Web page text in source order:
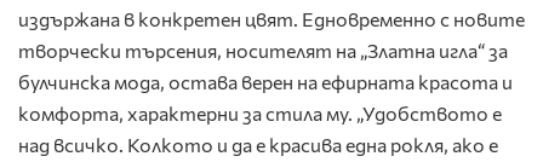
издържана в конкретен цвят. Едновременно с новите
творчески търсения, носителят на „Златна игла“ за
булчинска мода, остава верен на ефирната красота и
комфорта, характерни за стила му. „Удобството е
над всичко. Колкото и да е красива една рокля, ако е